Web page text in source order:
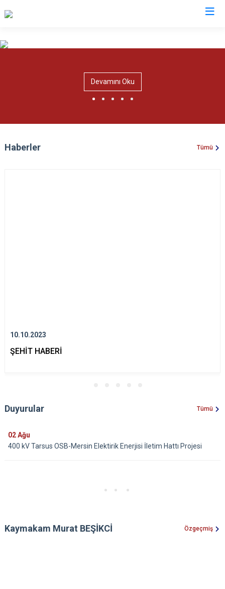
Çamlıyayla
Erdemli
Silifke
Mezitli
Devamını Oku
Haberler Tümü
10.10.2023
ŞEHİT HABERİ
Duyurular Tümü
02Ağu
400 kV Tarsus OSB-Mersin Elektirik Enerjisi İletim Hattı Projesi
Kaymakam Murat BEŞİKCİ Özgeçmiş